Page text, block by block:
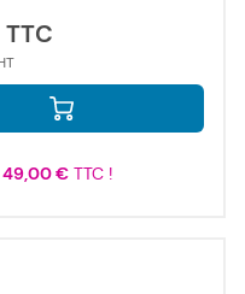
49,00 €TTC !